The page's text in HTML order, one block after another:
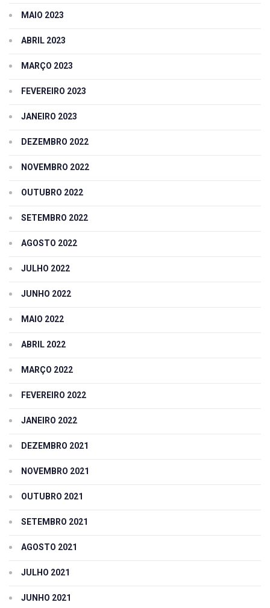
MAIO 2023
ABRIL 2023
MARÇO 2023
FEVEREIRO 2023
JANEIRO 2023
DEZEMBRO 2022
NOVEMBRO 2022
OUTUBRO 2022
SETEMBRO 2022
AGOSTO 2022
JULHO 2022
JUNHO 2022
MAIO 2022
ABRIL 2022
MARÇO 2022
FEVEREIRO 2022
JANEIRO 2022
DEZEMBRO 2021
NOVEMBRO 2021
OUTUBRO 2021
SETEMBRO 2021
AGOSTO 2021
JULHO 2021
JUNHO 2021